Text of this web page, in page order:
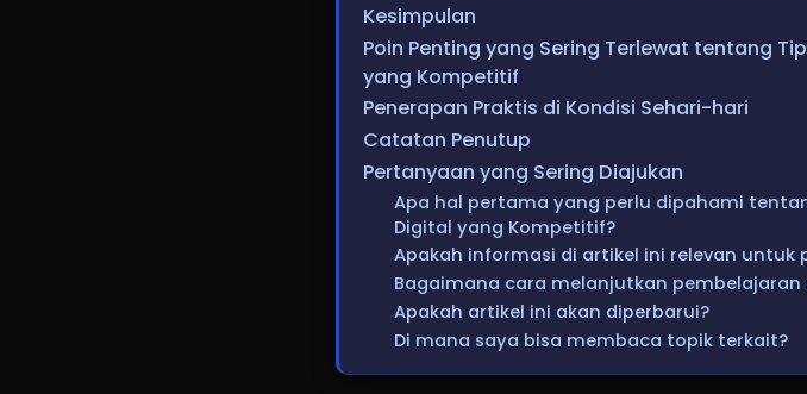
Kesimpulan
Poin Penting yang Sering Terlewat tentang
yang Kompetitif
Penerapan Praktis di Kondisi Sehari-hari
Catatan Penutup
Pertanyaan yang Sering Diajukan
Apa hal pertama yang perlu dipahami
Digital yang Kompetitif?
Apakah informasi di artikel ini relevan untuk
Bagaimana cara melanjutkan
Apakah artikel ini akan diperbarui?
Di mana saya bisa membaca topik terkait?